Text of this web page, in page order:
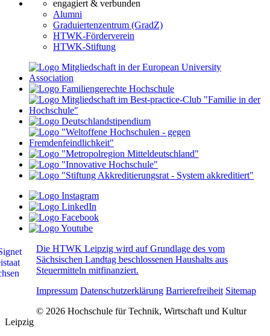
engagiert & verbunden
Alumni
Graduiertenzentrum (GradZ)
HTWK-Förderverein
HTWK-Stiftung
Die HTWK Leipzig wird auf Grundlage des vom
Sächsischen Landtag beschlossenen Haushalts aus
Steuermitteln mitfinanziert.
Impressum Datenschutzerklärung Barrierefreiheit Sitemap
© 2026 Hochschule für Technik, Wirtschaft und Kultur
Leipzig